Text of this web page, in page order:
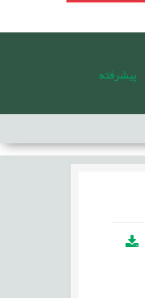
پیشرفته